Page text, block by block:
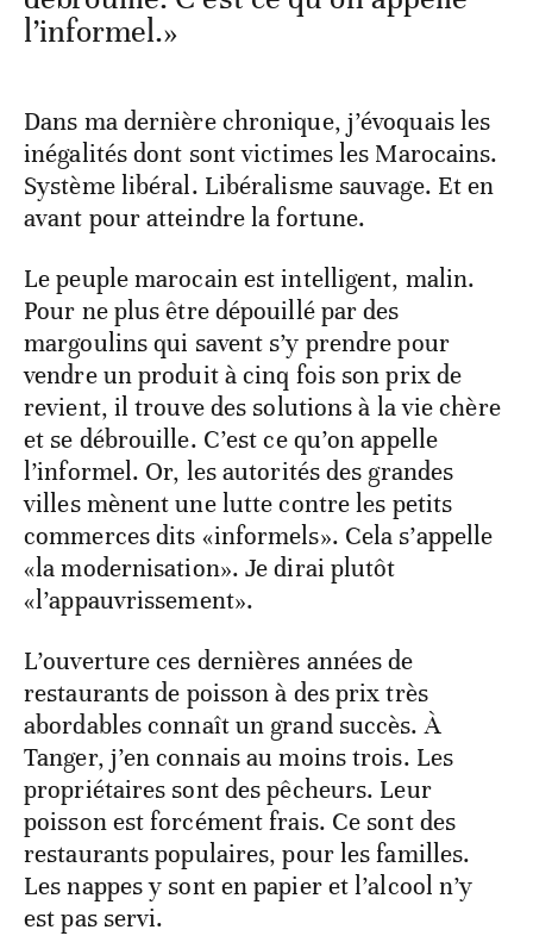
l’informel.»
Dans ma dernière chronique, j’évoquais les
inégalités dont sont victimes les Marocains.
Système libéral. Libéralisme sauvage. Et en
avant pour atteindre la fortune.
Le peuple marocain est intelligent, malin.
Pour ne plus être dépouillé par des
margoulins qui savent s’y prendre pour
vendre un produit à cinq fois son prix de
revient, il trouve des solutions à la vie chère
et se débrouille. C’est ce qu’on appelle
l’informel. Or, les autorités des grandes
villes mènent une lutte contre les petits
commerces dits «informels». Cela s’appelle
«la modernisation». Je dirai plutôt
«l’appauvrissement».
L’ouverture ces dernières années de
restaurants de poisson à des prix très
abordables connaît un grand succès. À
Tanger, j’en connais au moins trois. Les
propriétaires sont des pêcheurs. Leur
poisson est forcément frais. Ce sont des
restaurants populaires, pour les familles.
Les nappes y sont en papier et l’alcool n’y
est pas servi.